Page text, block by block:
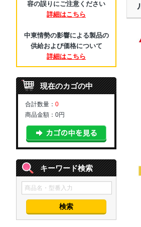
容の誤りにご注意ください
詳細はこちら
中東情勢の影響による製品の
供給および価格について
詳細はこちら
現在のカゴの中
合計数量： 0
商品金額： 0円
キーワード検索